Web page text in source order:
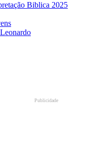
Biblica 2025
Publicidade